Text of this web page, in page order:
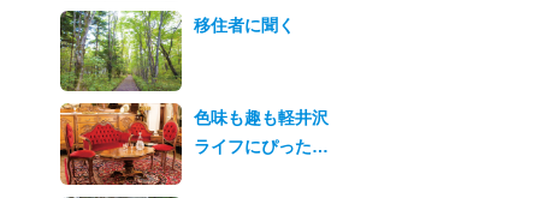
移住者に聞く
色味も趣も軽井沢
ライフにぴった…